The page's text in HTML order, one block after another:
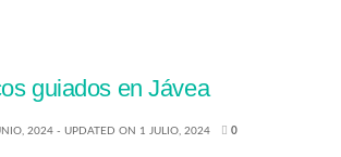
guiados en Jávea
2024 - UPDATED ON 1 JULIO, 2024 0